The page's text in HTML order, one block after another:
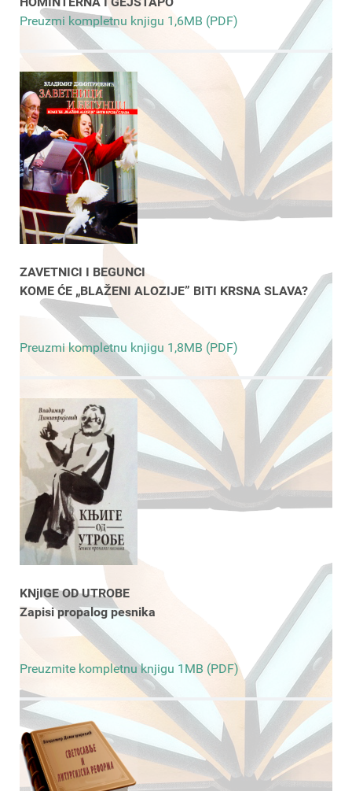
Preuzmi kompletnu knjigu 1,6MB (PDF)
ZAVETNICI I BEGUNCI
KOME ĆE „BLAŽENI ALOZIJE” BITI KRSNA SLAVA?
Preuzmi kompletnu knjigu 1,8MB (PDF)
KNjIGE OD UTROBE
Zapisi propalog pesnika
Preuzmite kompletnu knjigu 1MB (PDF)